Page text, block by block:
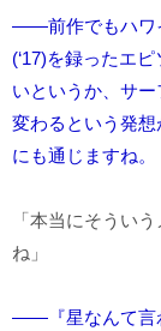
――前作でもハワ
(‘17)を録ったエ
いというか、サ
変わるという発想
にも通じますね。
「本当にそうい
ね」
――『星なんて言